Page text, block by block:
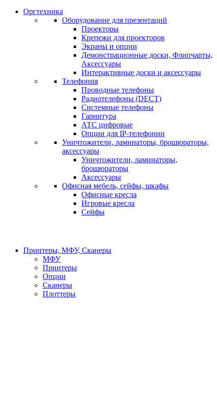
Оргтехника
Оборудование для презентаций
Проекторы
Крепежи для проекторов
Экраны и опции
Демонстрационные доски, Флипчарты,
Аксессуары
Интерактивные доски и аксессуары
Телефония
Проводные телефоны
Радиотелефоны (DECT)
Системные телефоны
Гарнитура
АТС цифровые
Опции для IP-телефонии
Уничтожители, ламинаторы, брошюраторы,
аксессуары
Уничтожители, ламинаторы,
брошюраторы
Аксессуары
Офисная мебель, сейфы, шкафы
Офисные кресла
Игровые кресла
Сейфы
Принтеры, МФУ, Сканеры
МФУ
Принтеры
Опции
Сканеры
Плоттеры